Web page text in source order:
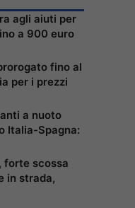
agli aiuti per
a 900 euro
fino al
per i prezzi
a nuoto
Italia-Spagna:
forte scossa
in strada,